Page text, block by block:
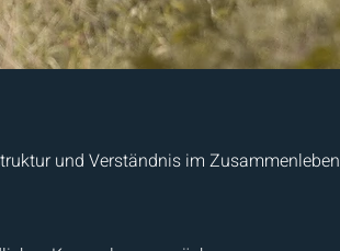
und Verständnis im Zusammenleben